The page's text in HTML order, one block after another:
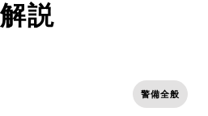
説
警備全般